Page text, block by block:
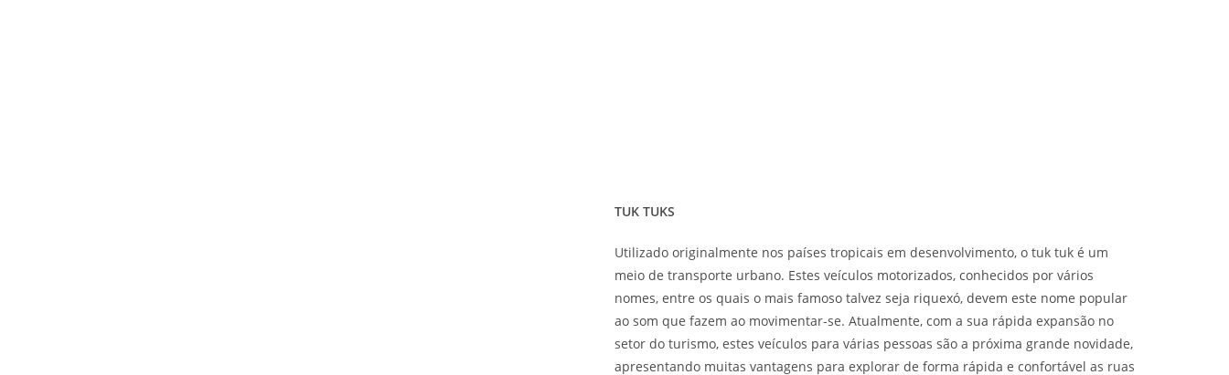
TUK TUKS
Utilizado originalmente nos países tropicais em desenvolvimento, o tuk tuk é um
meio de transporte urbano. Estes veículos motorizados, conhecidos por vários
nomes, entre os quais o mais famoso talvez seja riquexó, devem este nome popular
ao som que fazem ao movimentar-se. Atualmente, com a sua rápida expansão no
setor do turismo, estes veículos para várias pessoas são a próxima grande novidade,
apresentando muitas vantagens para explorar de forma rápida e confortável as ruas